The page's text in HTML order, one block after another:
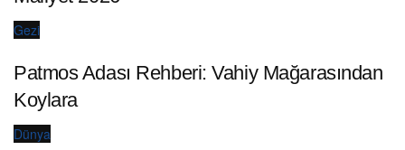
Gezi
Patmos Adası Rehberi: Vahiy Mağarasından
Koylara
Dünya